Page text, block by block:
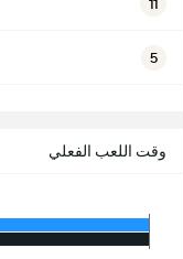
11
5
وقت اللعب الفعلي